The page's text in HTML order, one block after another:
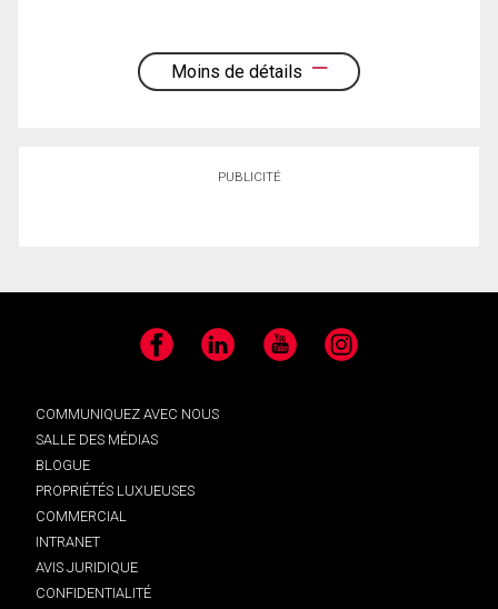
Moins de détails
PUBLICITÉ
Facebook LinkedIn YouTube Instagram
COMMUNIQUEZ AVEC NOUS
SALLE DES MÉDIAS
BLOGUE
PROPRIÉTÉS LUXUEUSES
COMMERCIAL
INTRANET
AVIS JURIDIQUE
CONFIDENTIALITÉ